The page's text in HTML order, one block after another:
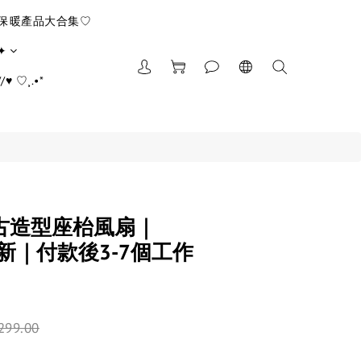
暖產品大合集♡
♥ ♡¸.•*
型座枱風扇｜
｜付款後3-7個工作